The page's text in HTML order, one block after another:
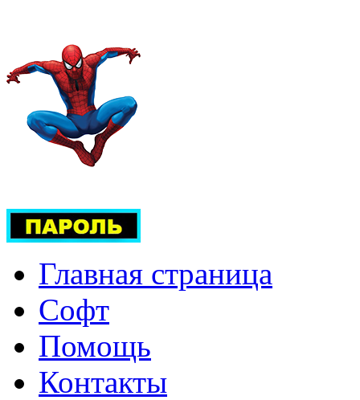
Главная страница
Софт
Помощь
Контакты